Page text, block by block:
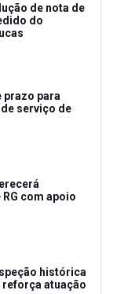
de nota de
do
prazo para
serviço de
com apoio
histórica
reforça atuação